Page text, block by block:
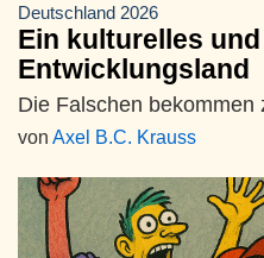
Deutschland 2026
Ein kulturelles
Entwicklungsland
Die Falschen bekommen
von Axel B.C. Krauss